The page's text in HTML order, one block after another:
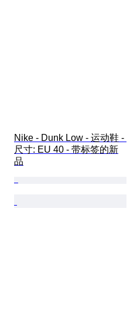
Nike - Dunk Low - 运动鞋 -
尺寸: EU 40 - 带标签的新
品